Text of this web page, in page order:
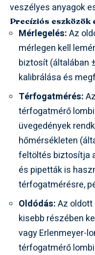
veszélyes anyagok
Precíziós eszközök
Mérlegelés:Az
mérlegen kell
biztosít (általában
kalibrálása és
Térfogatmérés:
térfogatmérő
üvegedények
hőmérsékleten
feltöltés biztosítja
és pipetták is
térfogatmérésre,
Oldódás:Az
kisebb részében
vagy Erlenmeyer-
térfogatmérő